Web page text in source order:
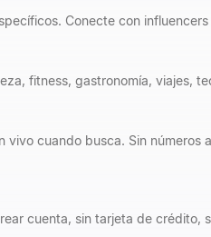
Conecte con
fitness, gastronomía, viajes,
vivo cuando busca. Sin
cuenta, sin tarjeta de crédito,